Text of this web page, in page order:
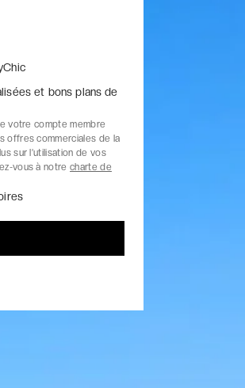
et bons plans de
votre compte membre
offres commerciales de la
sur l’utilisation de vos
vous à notrecharte de